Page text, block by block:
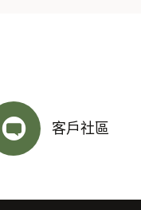
客戶社區